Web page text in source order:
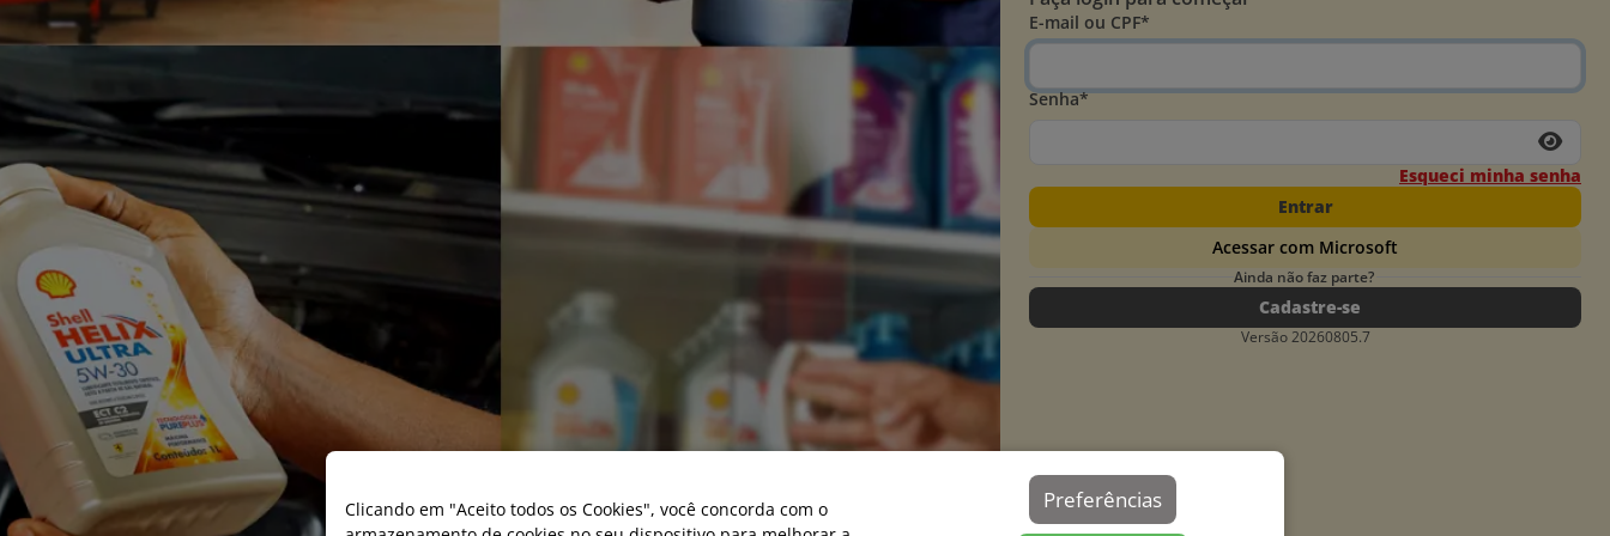
Clicando em "Aceito todos os Cookies", você concorda com o
Preferências
E-mail ou CPF*
Senha*
Esqueci minha senha
Entrar
Acessar com Microsoft
Ainda não faz parte?
Cadastre-se
Versão 20260805.7